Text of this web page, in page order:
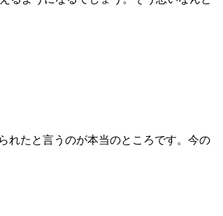
れたと言うのが本当のところです。今の